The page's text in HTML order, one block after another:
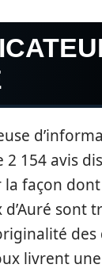
154 avis
façon
sont
des
livrent